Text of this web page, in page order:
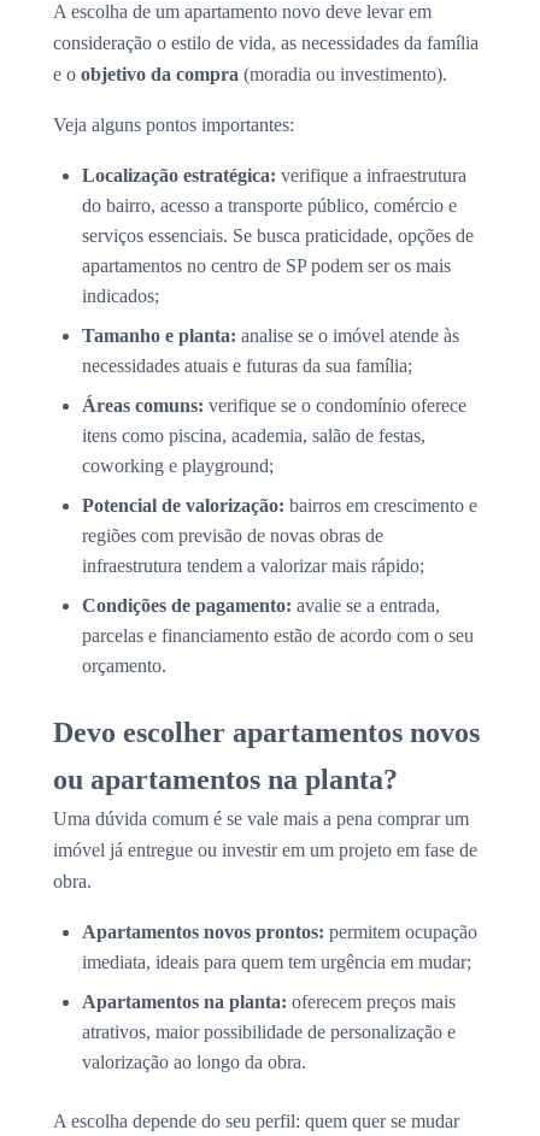
A escolha de um apartamento novo deve levar em
consideração o estilo de vida, as necessidades da família
e o objetivo da compra (moradia ou investimento).
Veja alguns pontos importantes:
Localização estratégica: verifique a infraestrutura
do bairro, acesso a transporte público, comércio e
serviços essenciais. Se busca praticidade, opções de
apartamentos no centro de SP podem ser os mais
indicados;
Tamanho e planta: analise se o imóvel atende às
necessidades atuais e futuras da sua família;
Áreas comuns: verifique se o condomínio oferece
itens como piscina, academia, salão de festas,
coworking e playground;
Potencial de valorização: bairros em crescimento e
regiões com previsão de novas obras de
infraestrutura tendem a valorizar mais rápido;
Condições de pagamento: avalie se a entrada,
parcelas e financiamento estão de acordo com o seu
orçamento.
Devo escolher apartamentos novos
ou apartamentos na planta?
Uma dúvida comum é se vale mais a pena comprar um
imóvel já entregue ou investir em um projeto em fase de
obra.
Apartamentos novos prontos: permitem ocupação
imediata, ideais para quem tem urgência em mudar;
Apartamentos na planta: oferecem preços mais
atrativos, maior possibilidade de personalização e
valorização ao longo da obra.
A escolha depende do seu perfil: quem quer se mudar